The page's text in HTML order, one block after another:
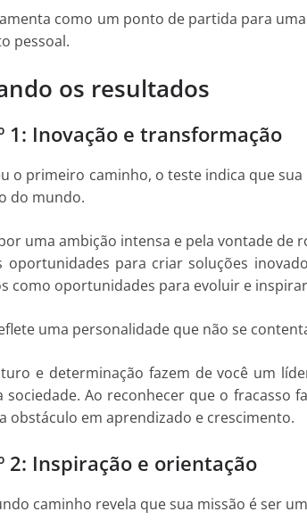
como um ponto de partida para
pessoal.
os resultados
1: Inovação e transformação
o primeiro caminho, o teste indica que
do mundo.
uma ambição intensa e pela vontade de
oportunidades para criar soluções
como oportunidades para evoluir e
uma personalidade que não se
e determinação fazem de você um
sociedade. Ao reconhecer que o fracasso
obstáculo em aprendizado e crescimento.
2: Inspiração e orientação
caminho revela que sua missão é ser